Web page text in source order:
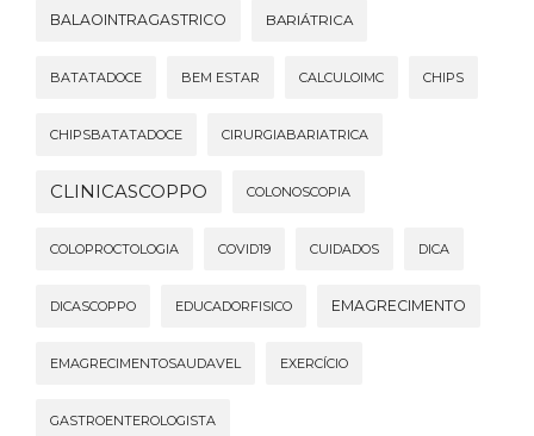
BALAOINTRAGASTRICO BARIÁTRICA
BATATADOCE BEM ESTAR CALCULOIMC CHIPS
CHIPSBATATADOCE CIRURGIABARIATRICA
CLINICASCOPPO COLONOSCOPIA
COLOPROCTOLOGIA COVID19 CUIDADOS DICA
DICASCOPPO EDUCADORFISICO EMAGRECIMENTO
EMAGRECIMENTOSAUDAVEL EXERCÍCIO
GASTROENTEROLOGISTA